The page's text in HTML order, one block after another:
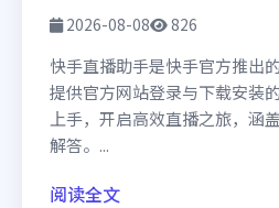
2026-08-08 826
快手直播助手是快手官方推出
提供官方网站登录与下载安装
上手，开启高效直播之旅，涵
解答。...
阅读全文